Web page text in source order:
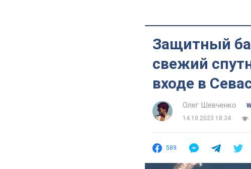
Защитный
свежий
входе в
Олег Шевченко
14.10.2023 18:34
589